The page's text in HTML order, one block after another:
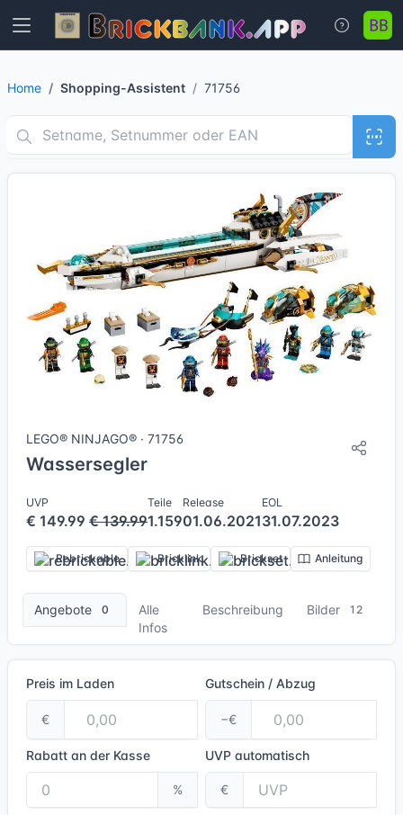
Home Shopping-Assistent 71756
LEGO® NINJAGO® · 71756
Wassersegler
UVP
€ 149.99 € 139.99
Teile
1.159
Release
01.06.2021
EOL
31.07.2023
Rebrickable Bricklink Brickset Anleitung
Angebote 0
Alle
Infos
Beschreibung Bilder 12
Preis im Laden
€
Gutschein / Abzug
−€
Rabatt an der Kasse
%
UVP automatisch
€